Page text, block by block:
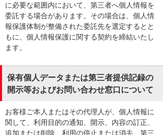
に必要な範囲内において、第三者へ個人情報を
委託する場合があります。その場合は、個人情
報保護体制が整備された委託先を選定するとと
もに、個人情報保護に関する契約を締結いたし
ます。
保有個人データまたは第三者提供記録の
開示等およびお問い合わせ窓口について
お客様ご本人またはその代理人が、個人情報に
関して、利用目的の通知、開示、内容の訂正、
追加または削除、利用の停止または消去、第三